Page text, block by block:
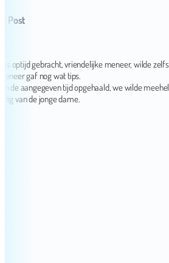
gebracht, vriendelijke meneer, wilde zelfs de
gaf nog wat tips.
tijd opgehaald, we wilde meehelpen
de jonge dame.